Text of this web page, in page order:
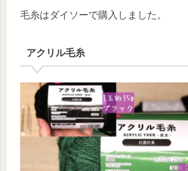
毛糸はダイソーで購入しました。
アクリル毛糸